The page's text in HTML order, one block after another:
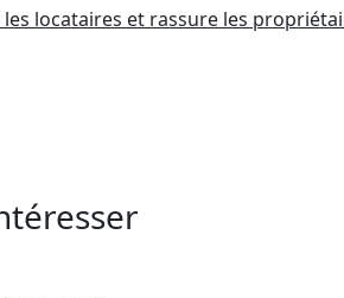
locataires et rassure les